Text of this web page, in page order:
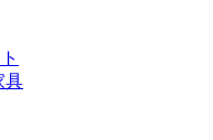
具